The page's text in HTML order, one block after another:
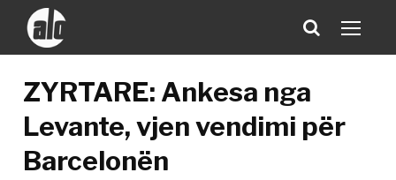
ZYRTARE: Ankesa nga
Levante, vjen vendimi për
Barcelonën